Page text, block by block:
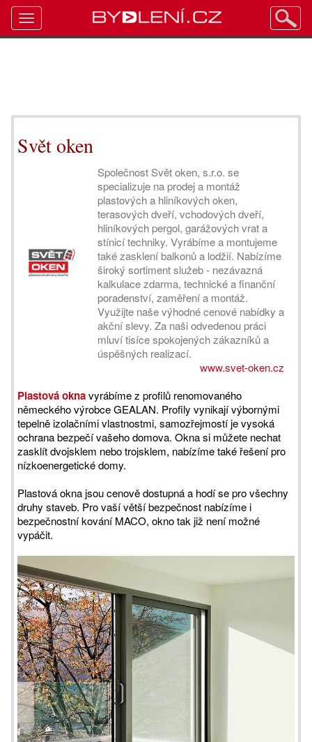
Svět oken
Společnost Svět oken, s.r.o. se
specializuje na prodej a montáž
plastových a hliníkových oken,
terasových dveří, vchodových dveří,
hliníkových pergol, garážových vrat a
stínicí techniky. Vyrábíme a montujeme
také zasklení balkonů a lodžií. Nabízíme
široký sortiment služeb - nezávazná
kalkulace zdarma, technické a finanční
poradenství, zaměření a montáž.
Využijte naše výhodné cenové nabídky a
akční slevy. Za naši odvedenou práci
mluví tisíce spokojených zákazníků a
úspěšných realizací.
www.svet-oken.cz
Plastová oknavyrábíme z profilů renomovaného
německého výrobce GEALAN. Profily vynikají výbornými
tepelně izolačními vlastnostmi, samozřejmostí je vysoká
ochrana bezpečí vašeho domova. Okna si můžete nechat
zasklít dvojsklem nebo trojsklem, nabízíme také řešení pro
nízkoenergetické domy.
Plastová okna jsou cenově dostupná a hodí se pro všechny
druhy staveb. Pro vaší větší bezpečnost nabízíme i
bezpečnostní kování MACO, okno tak již není možné
vypáčit.
Toggle
navigation